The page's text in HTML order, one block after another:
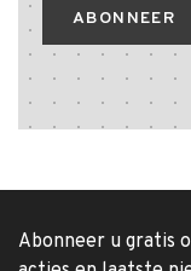
ABONNEER
Abonneer u gratis